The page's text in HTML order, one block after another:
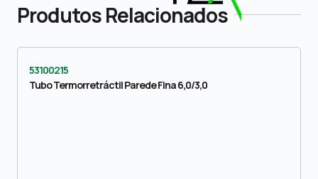
Produtos Relacionados
53100215
Tubo Termorretráctil Parede Fina 6,0/3,0